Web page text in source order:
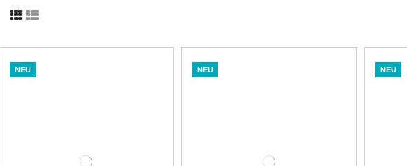
NEU NEU NEU